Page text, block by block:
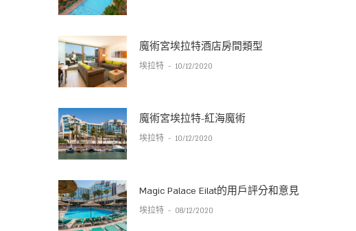
魔術宮埃拉特酒店房間類型
埃拉特 - 10/12/2020
魔術宮埃拉特-紅海魔術
埃拉特 - 10/12/2020
Magic Palace Eilat的用戶評分和意見
埃拉特 - 08/12/2020